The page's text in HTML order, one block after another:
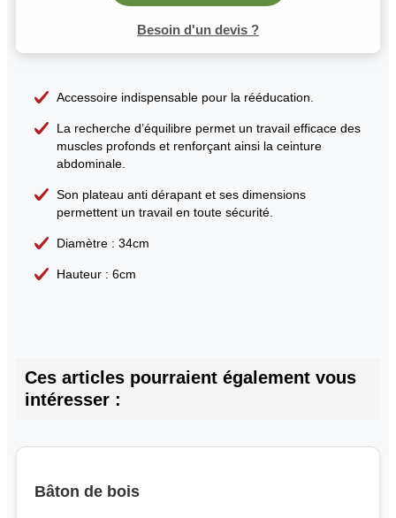
Besoin d'un devis ?
Accessoire indispensable pour la rééducation.
La recherche d’équilibre permet un travail efficace des
muscles profonds et renforçant ainsi la ceinture
abdominale.
Son plateau anti dérapant et ses dimensions
permettent un travail en toute sécurité.
Diamètre : 34cm
Hauteur : 6cm
Ces articles pourraient également vous
intéresser :
Bâton de bois